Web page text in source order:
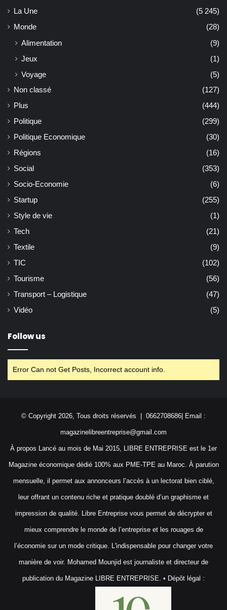
La Une
(5 245)
Monde
(28)
Alimentation
(9)
Jeux
(1)
Voyage
(5)
Non classé
(127)
Plus
(444)
Politique
(299)
Politique Economique
(30)
Régions
(16)
Social
(353)
Socio-Economie
(6)
Startup
(255)
Style de vie
(1)
Tech
(21)
Textile
(9)
TIC
(102)
Tourisme
(56)
Transport – Logistique
(47)
Vidéo
(5)
Follow us
Error Can not Get Posts, Incorrect account info.
© Copyright 2026, Tous droits réservés | 0662708686| Email :
magazinelibreentreprise@gmail.com
À propos Lancé au mois de Mai 2015, LIBRE ENTREPRISE est le 1er
Magazine économique dédié 100% aux PME-TPE au Maroc. À parution
mensuelle, il permet aux annonceurs l’accès à un lectorat bien ciblé,
leur offrant un contenu riche et pratique doublé d’un graphisme et
impression de qualité. Libre Entreprise vous permet de décrypter et
mieux comprendre le monde de l’entreprise et les rouages de
l’économie sur un mode critique. L'indispensable pour changer votre
manière de voir. Mohamed Mounjid est journaliste et directeur de
publication du Magazine LIBRE ENTREPRISE. • Dépôt légal :